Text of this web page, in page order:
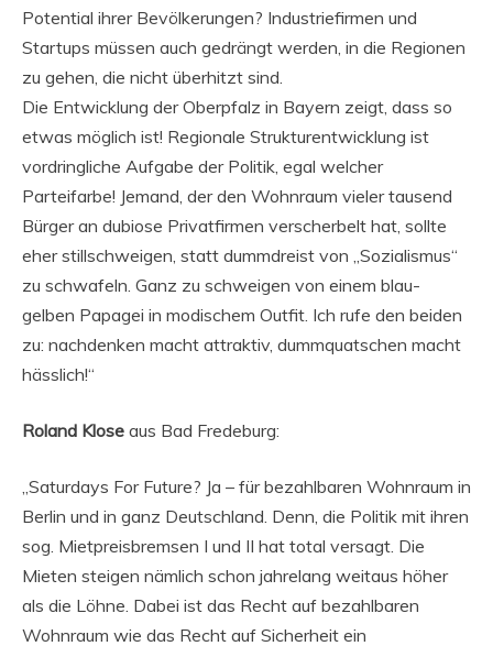
Potential ihrer Bevölkerungen? Industriefirmen und
Startups müssen auch gedrängt werden, in die Regionen
zu gehen, die nicht überhitzt sind.
Die Entwicklung der Oberpfalz in Bayern zeigt, dass so
etwas möglich ist! Regionale Strukturentwicklung ist
vordringliche Aufgabe der Politik, egal welcher
Parteifarbe! Jemand, der den Wohnraum vieler tausend
Bürger an dubiose Privatfirmen verscherbelt hat, sollte
eher stillschweigen, statt dummdreist von „Sozialismus“
zu schwafeln. Ganz zu schweigen von einem blau-
gelben Papagei in modischem Outfit. Ich rufe den beiden
zu: nachdenken macht attraktiv, dummquatschen macht
hässlich!“
Roland Klose aus Bad Fredeburg:
„Saturdays For Future? Ja – für bezahlbaren Wohnraum in
Berlin und in ganz Deutschland. Denn, die Politik mit ihren
sog. Mietpreisbremsen I und II hat total versagt. Die
Mieten steigen nämlich schon jahrelang weitaus höher
als die Löhne. Dabei ist das Recht auf bezahlbaren
Wohnraum wie das Recht auf Sicherheit ein